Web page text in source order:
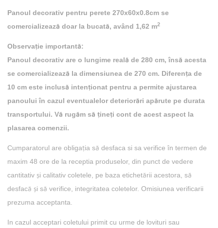
Panoul decorativ pentru perete 270x60x0.8cm se
comercializează doar la bucată, având 1,62 m2
Observație importantă:
Panoul decorativ are o lungime reală de 280 cm, însă acesta
se comercializează la dimensiunea de 270 cm. Diferența de
10 cm este inclusă intenționat pentru a permite ajustarea
panoului în cazul eventualelor deteriorări apărute pe durata
transportului. Vă rugăm să țineți cont de acest aspect la
plasarea comenzii.
Cumparatorul are obligația să desfaca si sa verifice în termen de
maxim 48 ore de la receptia produselor, din punct de vedere
cantitativ și calitativ coletele, pe baza etichetării acestora, să
desfacă și să verifice, integritatea coletelor. Omisiunea verificarii
prezuma acceptanta.
In cazul acceptari coletului primit cu urme de lovituri sau